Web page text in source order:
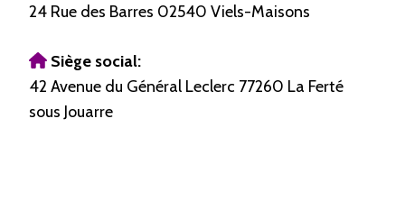
24 Rue des Barres 02540 Viels-Maisons
Siège social:
42 Avenue du Général Leclerc 77260 La Ferté
sous Jouarre